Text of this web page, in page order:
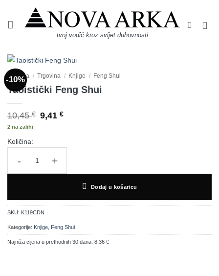
content
tvoj vodič kroz svijet duhovnosti
-10%
Početna / Trgovina / Knjige / Feng Shui
Taoistički Feng Shui
10,45€ Izvorna
cijena
9,41€Trenutna
2 na zalihi
Količina:
Dodaj u košaricu
SKU: K119CDN
Kategorije: Knjige, Feng Shui
Najniža cijena u prethodnih 30 dana: 8,36 €